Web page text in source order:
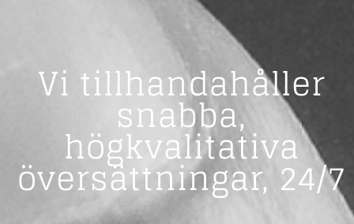
Vi tillhandahåller
snabba,
högkvalitativa
översättningar, 24/7